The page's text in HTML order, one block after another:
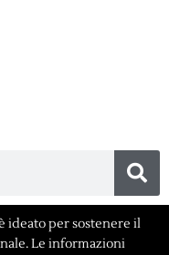
ideato per sostenere il
Le informazioni